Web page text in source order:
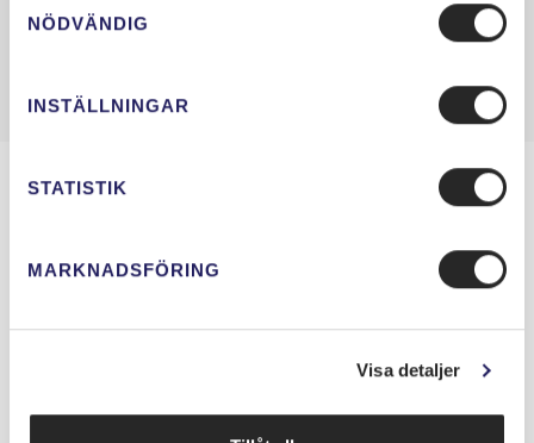
NÖDVÄNDIG
INSTÄLLNINGAR
STATISTIK
MARKNADSFÖRING
Visa detaljer
Hornsgatan 15
Saturnus Konferens Slussen ägs och drivs av Slussgården AB,